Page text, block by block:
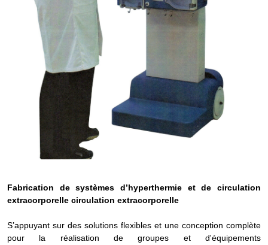
Fabrication de systèmes d’hyperthermie et de circulation
extracorporelle circulation extracorporelle
S’appuyant sur des solutions flexibles et une conception complète
pour la réalisation de groupes et d'équipements